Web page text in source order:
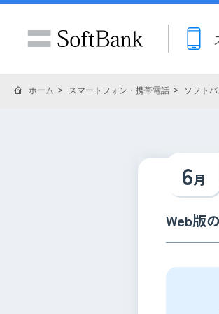
ホーム スマートフォン・携帯電話 ソフト
6月
Web版